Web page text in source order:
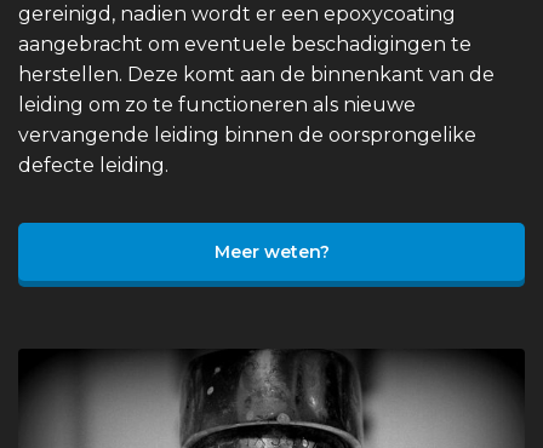
gereinigd, nadien wordt er een epoxycoating
aangebracht om eventuele beschadigingen te
herstellen. Deze komt aan de binnenkant van de
leiding om zo te functioneren als nieuwe
vervangende leiding binnen de oorsprongelike
defecte leiding.
Meer weten?